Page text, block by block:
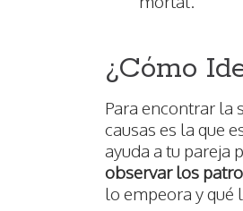
¿Cómo
Para encontrar la
causas es la que
ayuda a tu pareja
observar los
lo empeora y qué